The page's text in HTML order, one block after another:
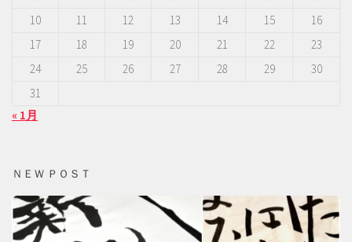
10
11 12 13 14 15
16
17
18 19 20 21 22
23
24
25 26 27 28 29
30
31
« 1月
ＮＥＷ ＰＯＳＴ